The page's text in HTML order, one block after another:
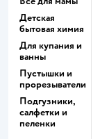
Детская
бытовая химия
Для купания и
ванны
Пустышки и
прорезыватели
Подгузники,
салфетки и
пеленки